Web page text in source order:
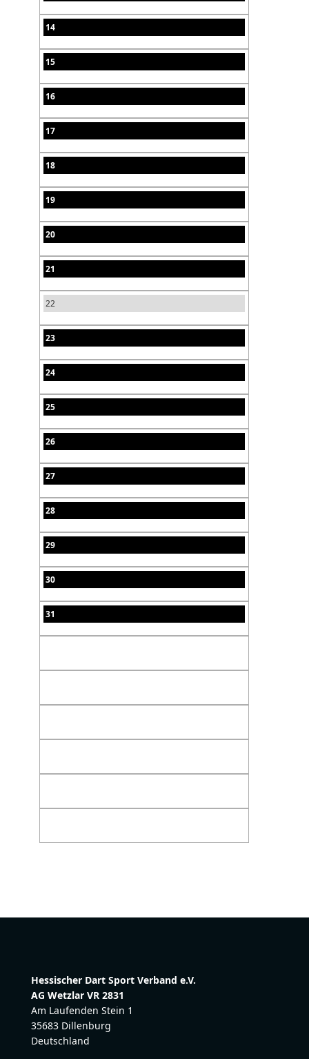
14
15
16
17
18
19
20
21
22
23
24
25
26
27
28
29
30
31
Hessischer Dart Sport Verband e.V.
AG Wetzlar VR 2831
Am Laufenden Stein 1
35683 Dillenburg
Deutschland